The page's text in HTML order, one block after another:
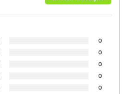
0
0
0
0
0